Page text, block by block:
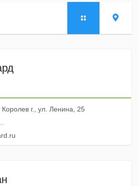
г., ул. Ленина, 25